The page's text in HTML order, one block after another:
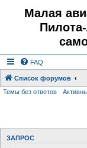
Малая
FAQ
Список форумов
Темы без ответов
ЗАПРОС